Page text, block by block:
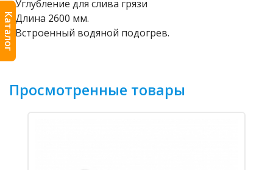
Каталог
- Углубление для слива грязи
- Длина 2600 мм.
- Встроенный водяной подогрев.
Просмотренные товары